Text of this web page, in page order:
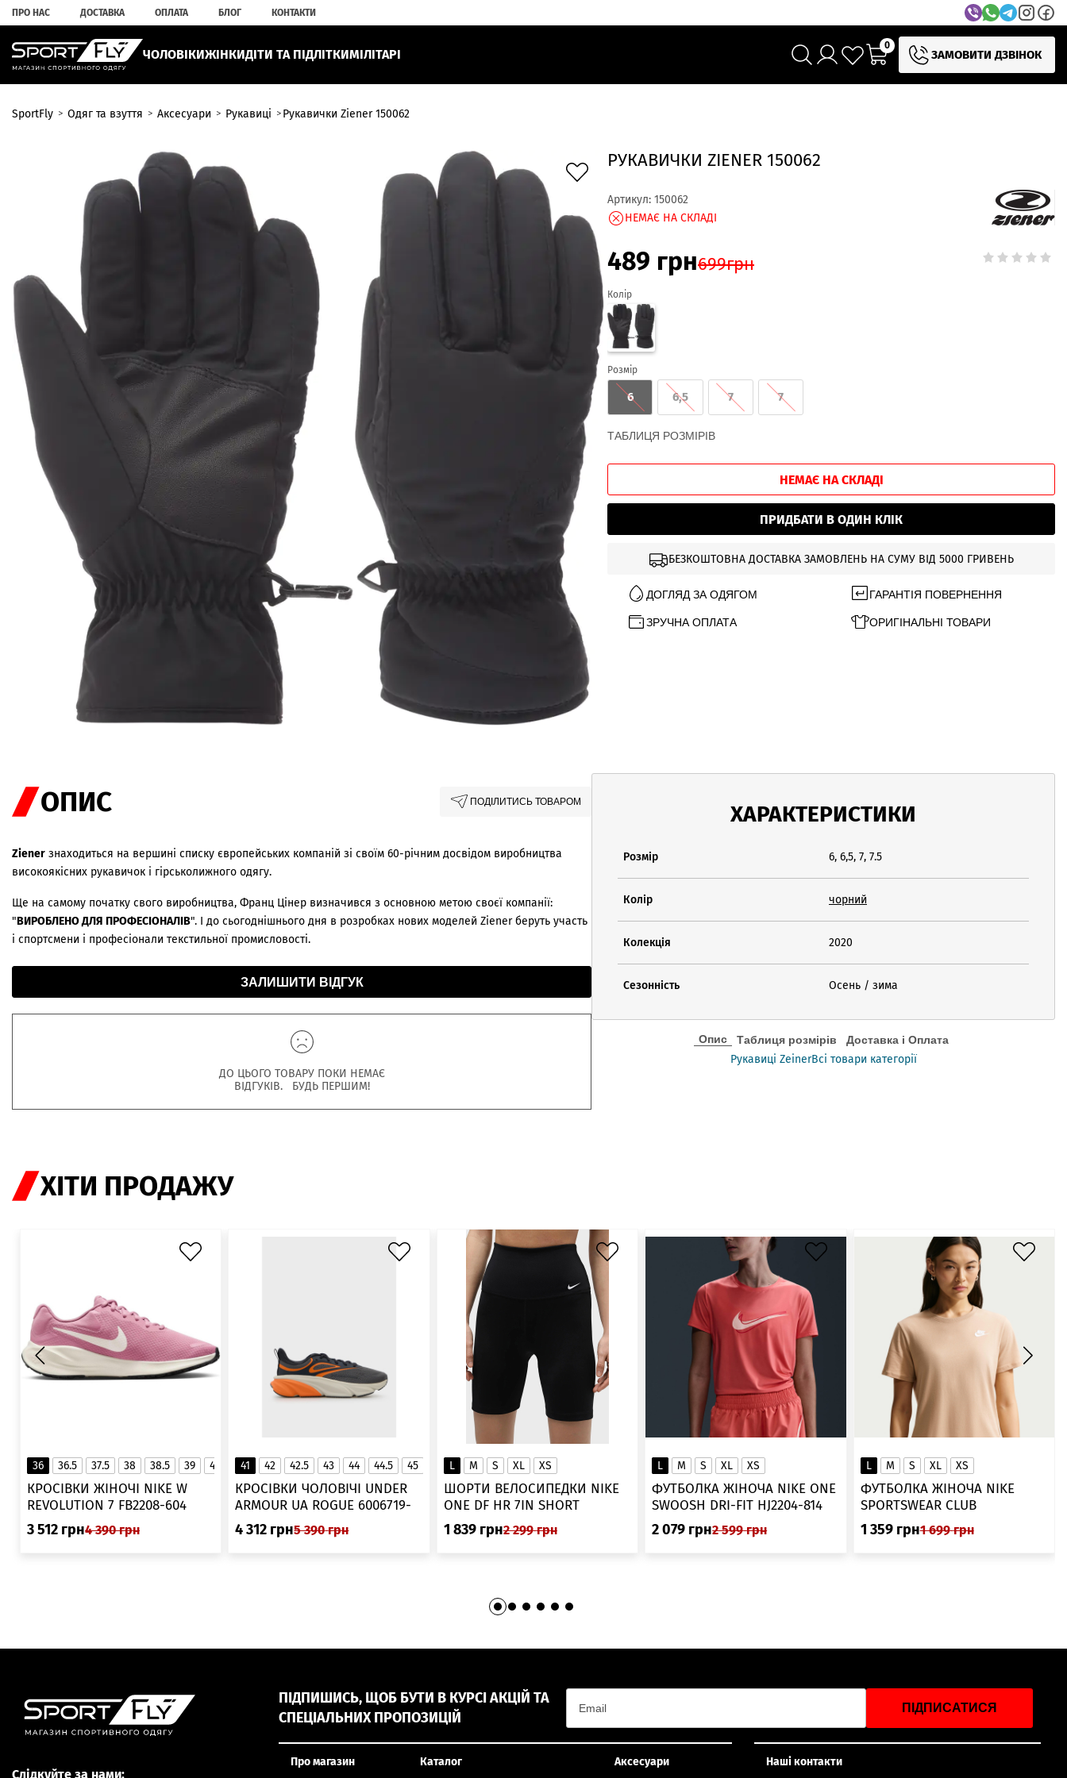
ПРО НАС ДОСТАВКА ОПЛАТА БЛОГ КОНТАКТИ
ЧОЛОВІКИЖІНКИДІТИ ТА ПІДЛІТКИМІЛІТАРІ
0
ЗАМОВИТИ ДЗВІНОК
SportFly Одяг та взуття Аксесуари Рукавиці Рукавички Ziener 150062
РУКАВИЧКИ ZIENER 150062
Артикул: 150062
НЕМАЄ НА СКЛАДІ
489 грн699грн
Колір
Розмір
6 6,5 7 7
ТАБЛИЦЯ РОЗМІРІВ
НЕМАЄ НА СКЛАДІ
ПРИДБАТИ В ОДИН КЛІК
БЕЗКОШТОВНА ДОСТАВКА ЗАМОВЛЕНЬ НА СУМУ ВІД 5000 ГРИВЕНЬ
ДОГЛЯД ЗА ОДЯГОМ ГАРАНТІЯ ПОВЕРНЕННЯ
ЗРУЧНА ОПЛАТА ОРИГІНАЛЬНІ ТОВАРИ
ОПИС ПОДІЛИТИСЬ ТОВАРОМ
Ziener знаходиться на вершині списку європейських компаній зі своїм 60-річним досвідом виробництва
високоякісних рукавичок і гірськолижного одягу.
Ще на самому початку свого виробництва, Франц Цінер визначився з основною метою своєї компанії:
"ВИРОБЛЕНО ДЛЯ ПРОФЕСІОНАЛІВ". І до сьогоднішнього дня в розробках нових моделей Ziener беруть участь
і спортсмени і професіонали текстильної промисловості.
ЗАЛИШИТИ ВІДГУК
ДО ЦЬОГО ТОВАРУ ПОКИ НЕМАЄ
ВІДГУКІВ. БУДЬ ПЕРШИМ!
ХАРАКТЕРИСТИКИ
Розмір 6, 6,5, 7, 7.5
Колір чорний
Колекція 2020
Сезонність Осень / зима
Опис Таблиця розмірів Доставка і Оплата
Рукавиці ZeinerВсі товари категорії
ХІТИ ПРОДАЖУ
36 36.5 37.5 38 38.5 39 40 40.5
41
▲
КРОСІВКИ ЖІНОЧІ NIKE W
REVOLUTION 7 FB2208-604
3 512 грн4 390 грн
41 42 42.5 43 44 44.5 45 45.5
46
▲
КРОСІВКИ ЧОЛОВІЧІ UNDER
ARMOUR UA ROGUE 6006719-
025
4 312 грн5 390 грн
L M S XL XS
ШОРТИ ВЕЛОСИПЕДКИ NIKE
ONE DF HR 7IN SHORT
DV9022-010
1 839 грн2 299 грн
L M S XL XS
ФУТБОЛКА ЖІНОЧА NIKE ONE
SWOOSH DRI-FIT HJ2204-814
2 079 грн2 599 грн
L M S XL XS
ФУТБОЛКА ЖІНОЧА NIKE
SPORTSWEAR CLUB
ESSENTIALS DX7902-286
1 359 грн1 699 грн
Слідкуйте за нами:
ПІДПИШИСЬ, ЩОБ БУТИ В КУРСІ АКЦІЙ ТА
СПЕЦІАЛЬНИХ ПРОПОЗИЦІЙ
ПІДПИСАТИСЯ
Про магазин Каталог Аксесуари Наші контакти